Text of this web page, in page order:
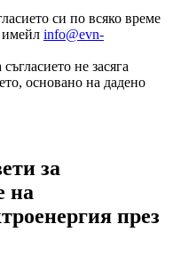
си по всяко време
имейл info@evn-
не засяга
основано на дадено
за
на
през